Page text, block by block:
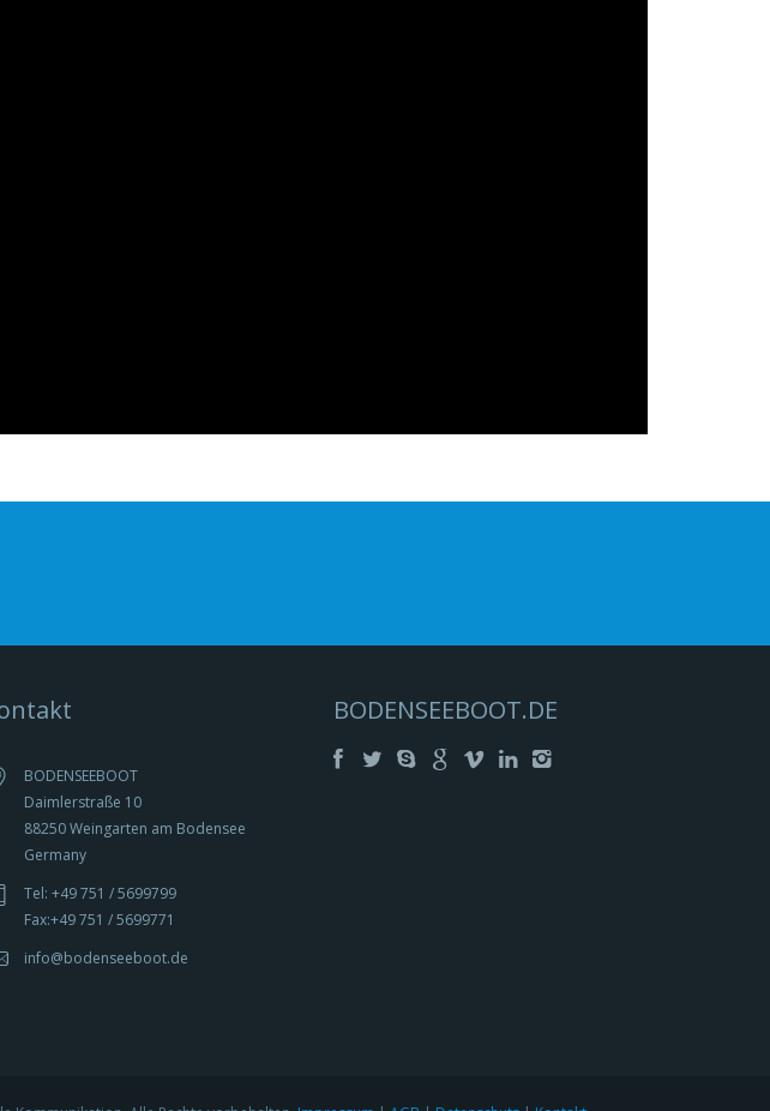
BODENSEEBOOT
Daimlerstraße 10
88250 Weingarten am Bodensee
Germany
Tel: +49 751 / 5699799
Fax:+49 751 / 5699771
info@bodenseeboot.de
BODENSEEBOOT.DE